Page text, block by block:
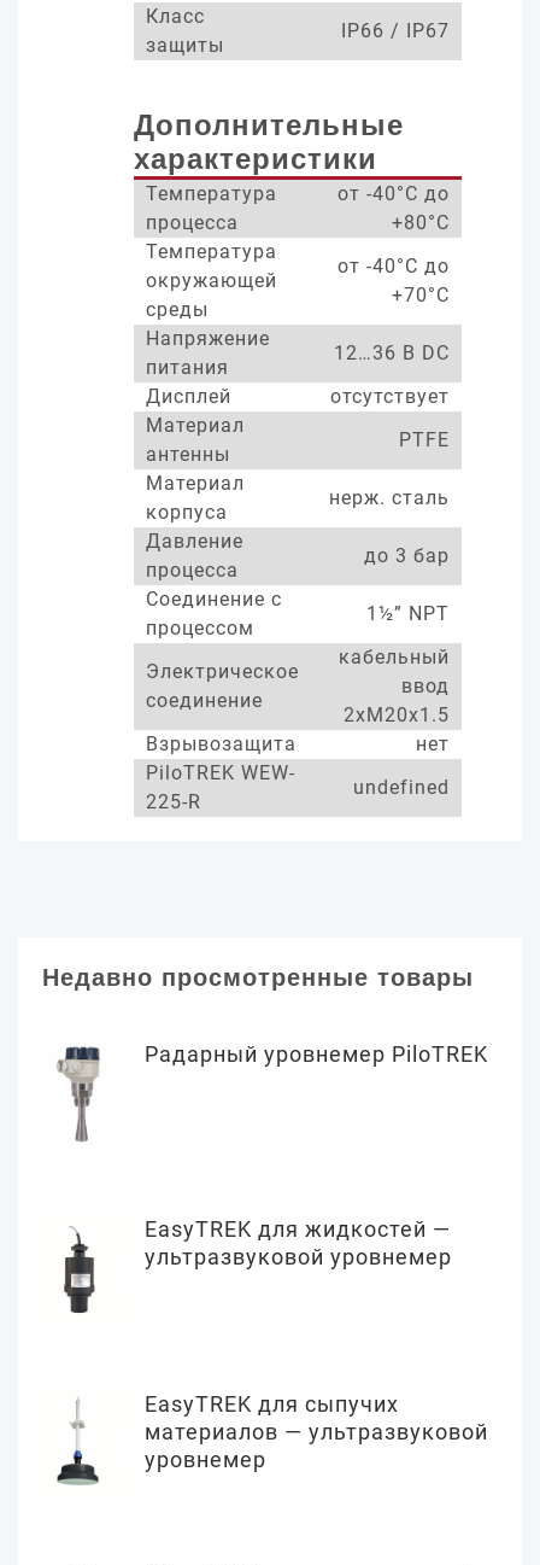
Класс
защиты
IP66 / IP67
Дополнительные
характеристики
Температура
процесса
от -40°С до
+80°С
Температура
окружающей
среды
от -40°С до
+70°С
Напряжение
питания
12…36 В DC
Дисплей
отсутствует
Материал
антенны
PTFE
Материал
корпуса
нерж. сталь
Давление
процесса
до 3 бар
Соединение с
процессом
1½” NPT
Электрическое
соединение
кабельный
ввод
2xM20x1.5
Взрывозащита
нет
PiloTREK WEW-
225-R
undefined
Недавно просмотренные товары
Радарный уровнемер PiloTREK
EasyTREK для жидкостей —
ультразвуковой уровнемер
EasyTREK для сыпучих
материалов — ультразвуковой
уровнемер